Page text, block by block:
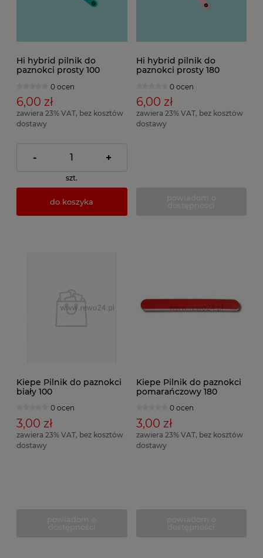
Hi hybrid pilnik do
paznokci prosty 100
0 ocen
6,00 zł
zawiera 23% VAT, bez kosztów
dostawy
- +
szt.
do koszyka
Hi hybrid pilnik do
paznokci prosty 180
0 ocen
6,00 zł
zawiera 23% VAT, bez kosztów
dostawy
Kiepe Pilnik do paznokci
biały 100
0 ocen
3,00 zł
zawiera 23% VAT, bez kosztów
dostawy
Kiepe Pilnik do paznokci
pomarańczowy 180
0 ocen
3,00 zł
zawiera 23% VAT, bez kosztów
dostawy